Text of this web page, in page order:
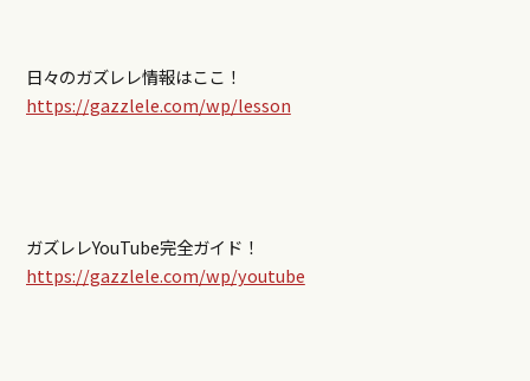
日々のガズレレ情報はここ！
https://gazzlele.com/wp/lesson
ガズレレYouTube完全ガイド！
https://gazzlele.com/wp/youtube